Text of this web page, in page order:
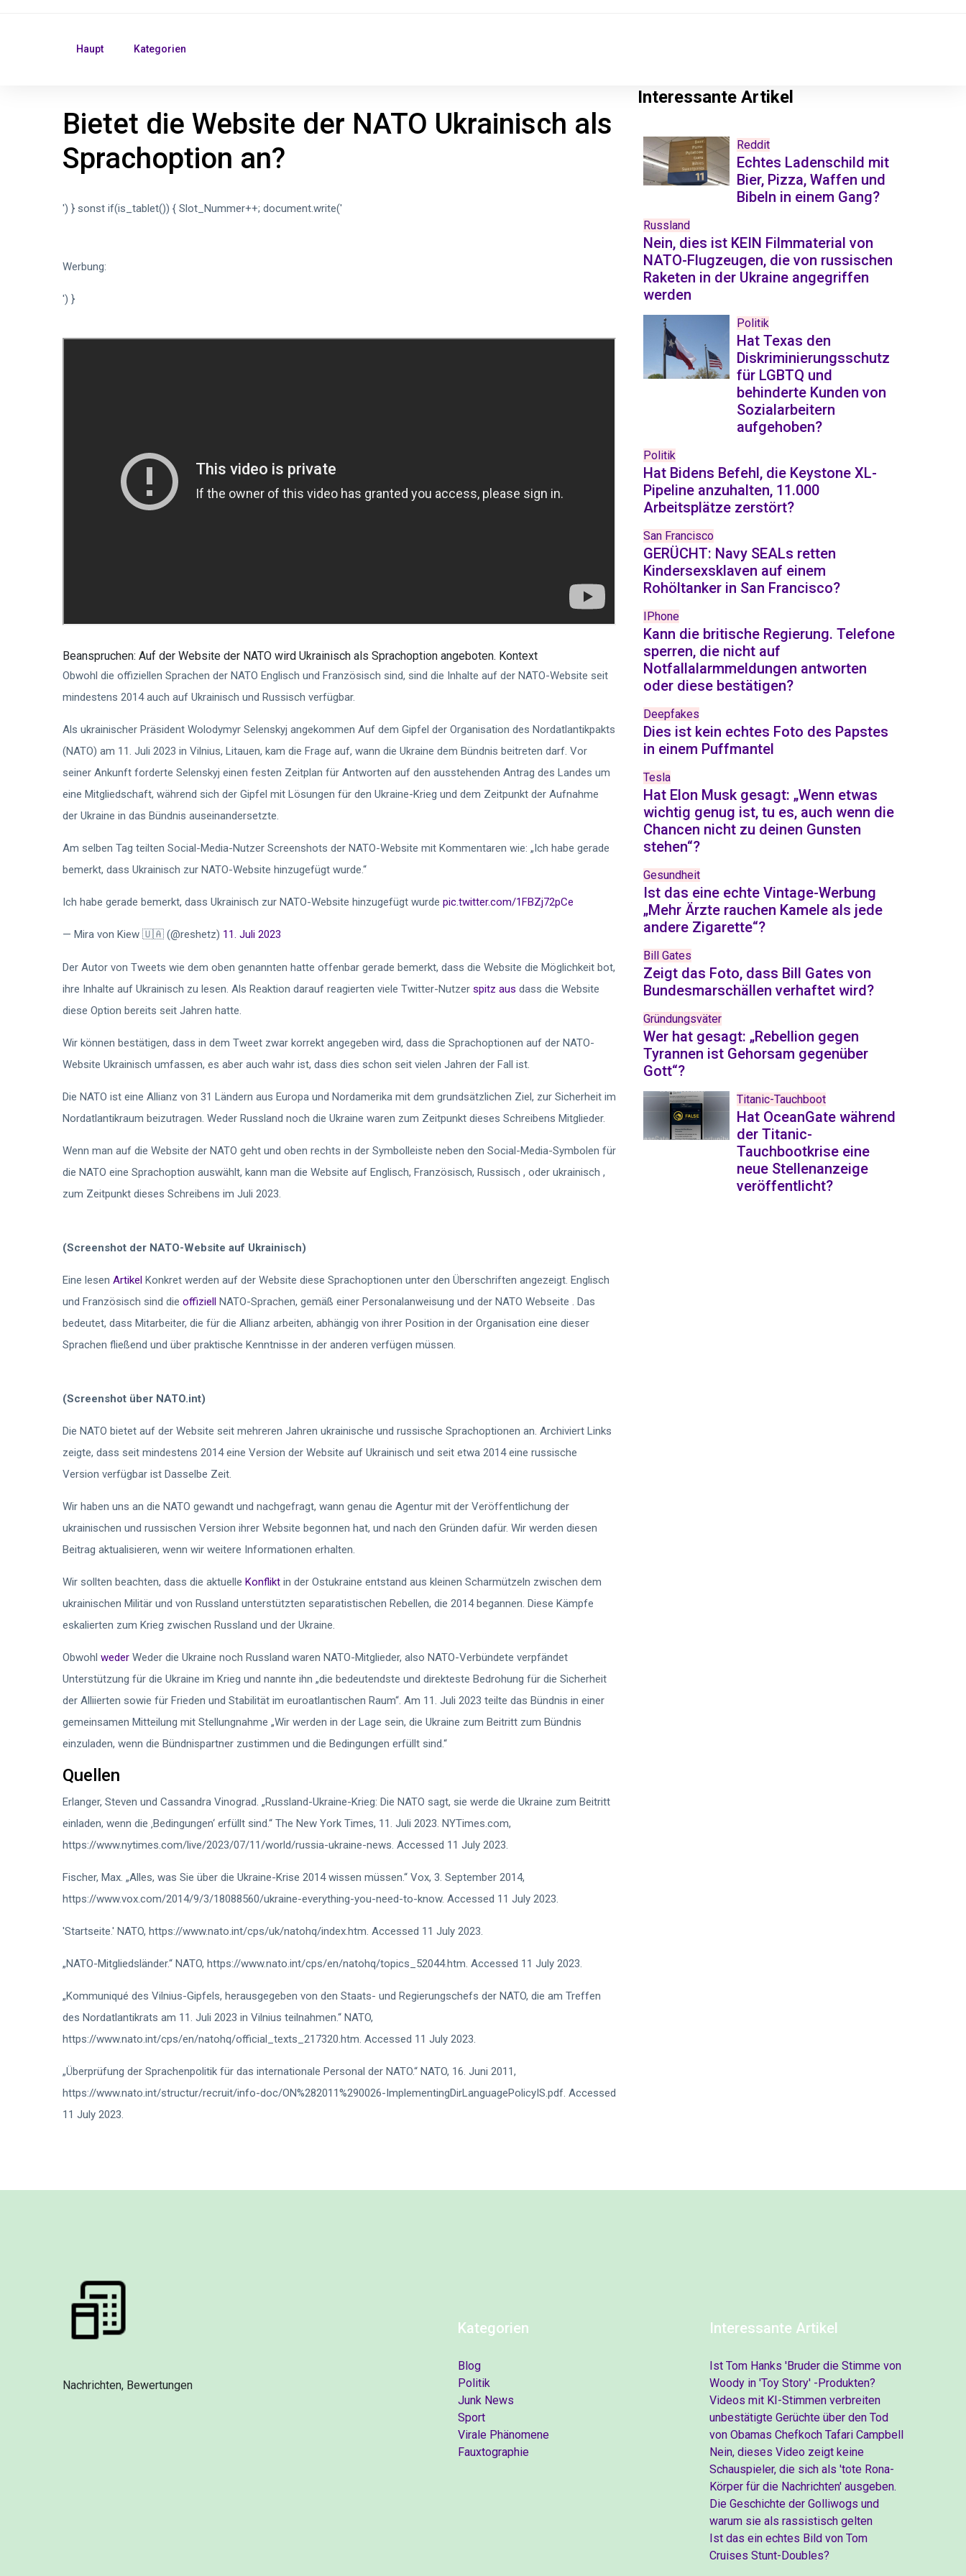
Haupt Kategorien
Bietet die Website der NATO Ukrainisch als
Sprachoption an?
') } sonst if(is_tablet()) { Slot_Nummer++; document.write('
Werbung:
') }
Beanspruchen: Auf der Website der NATO wird Ukrainisch als Sprachoption angeboten. Kontext
Obwohl die offiziellen Sprachen der NATO Englisch und Französisch sind, sind die Inhalte auf der NATO-Website seit
mindestens 2014 auch auf Ukrainisch und Russisch verfügbar.
Als ukrainischer Präsident Wolodymyr Selenskyj angekommen Auf dem Gipfel der Organisation des Nordatlantikpakts
(NATO) am 11. Juli 2023 in Vilnius, Litauen, kam die Frage auf, wann die Ukraine dem Bündnis beitreten darf. Vor
seiner Ankunft forderte Selenskyj einen festen Zeitplan für Antworten auf den ausstehenden Antrag des Landes um
eine Mitgliedschaft, während sich der Gipfel mit Lösungen für den Ukraine-Krieg und dem Zeitpunkt der Aufnahme
der Ukraine in das Bündnis auseinandersetzte.
Am selben Tag teilten Social-Media-Nutzer Screenshots der NATO-Website mit Kommentaren wie: „Ich habe gerade
bemerkt, dass Ukrainisch zur NATO-Website hinzugefügt wurde.“
Ich habe gerade bemerkt, dass Ukrainisch zur NATO-Website hinzugefügt wurde pic.twitter.com/1FBZj72pCe
— Mira von Kiew 🇺🇦 (@reshetz) 11. Juli 2023
Der Autor von Tweets wie dem oben genannten hatte offenbar gerade bemerkt, dass die Website die Möglichkeit bot,
ihre Inhalte auf Ukrainisch zu lesen. Als Reaktion darauf reagierten viele Twitter-Nutzer spitz aus dass die Website
diese Option bereits seit Jahren hatte.
Wir können bestätigen, dass in dem Tweet zwar korrekt angegeben wird, dass die Sprachoptionen auf der NATO-
Website Ukrainisch umfassen, es aber auch wahr ist, dass dies schon seit vielen Jahren der Fall ist.
Die NATO ist eine Allianz von 31 Ländern aus Europa und Nordamerika mit dem grundsätzlichen Ziel, zur Sicherheit im
Nordatlantikraum beizutragen. Weder Russland noch die Ukraine waren zum Zeitpunkt dieses Schreibens Mitglieder.
Wenn man auf die Website der NATO geht und oben rechts in der Symbolleiste neben den Social-Media-Symbolen für
die NATO eine Sprachoption auswählt, kann man die Website auf Englisch, Französisch, Russisch , oder ukrainisch ,
zum Zeitpunkt dieses Schreibens im Juli 2023.
(Screenshot der NATO-Website auf Ukrainisch)
Eine lesen Artikel Konkret werden auf der Website diese Sprachoptionen unter den Überschriften angezeigt. Englisch
und Französisch sind die offiziell NATO-Sprachen, gemäß einer Personalanweisung und der NATO Webseite . Das
bedeutet, dass Mitarbeiter, die für die Allianz arbeiten, abhängig von ihrer Position in der Organisation eine dieser
Sprachen fließend und über praktische Kenntnisse in der anderen verfügen müssen.
(Screenshot über NATO.int)
Die NATO bietet auf der Website seit mehreren Jahren ukrainische und russische Sprachoptionen an. Archiviert Links
zeigte, dass seit mindestens 2014 eine Version der Website auf Ukrainisch und seit etwa 2014 eine russische
Version verfügbar ist Dasselbe Zeit.
Wir haben uns an die NATO gewandt und nachgefragt, wann genau die Agentur mit der Veröffentlichung der
ukrainischen und russischen Version ihrer Website begonnen hat, und nach den Gründen dafür. Wir werden diesen
Beitrag aktualisieren, wenn wir weitere Informationen erhalten.
Wir sollten beachten, dass die aktuelle Konflikt in der Ostukraine entstand aus kleinen Scharmützeln zwischen dem
ukrainischen Militär und von Russland unterstützten separatistischen Rebellen, die 2014 begannen. Diese Kämpfe
eskalierten zum Krieg zwischen Russland und der Ukraine.
Obwohl weder Weder die Ukraine noch Russland waren NATO-Mitglieder, also NATO-Verbündete verpfändet
Unterstützung für die Ukraine im Krieg und nannte ihn „die bedeutendste und direkteste Bedrohung für die Sicherheit
der Alliierten sowie für Frieden und Stabilität im euroatlantischen Raum“. Am 11. Juli 2023 teilte das Bündnis in einer
gemeinsamen Mitteilung mit Stellungnahme „Wir werden in der Lage sein, die Ukraine zum Beitritt zum Bündnis
einzuladen, wenn die Bündnispartner zustimmen und die Bedingungen erfüllt sind.“
Quellen
Erlanger, Steven und Cassandra Vinograd. „Russland-Ukraine-Krieg: Die NATO sagt, sie werde die Ukraine zum Beitritt
einladen, wenn die ‚Bedingungen‘ erfüllt sind.“ The New York Times, 11. Juli 2023. NYTimes.com,
https://www.nytimes.com/live/2023/07/11/world/russia-ukraine-news. Accessed 11 July 2023.
Fischer, Max. „Alles, was Sie über die Ukraine-Krise 2014 wissen müssen.“ Vox, 3. September 2014,
https://www.vox.com/2014/9/3/18088560/ukraine-everything-you-need-to-know. Accessed 11 July 2023.
'Startseite.' NATO, https://www.nato.int/cps/uk/natohq/index.htm. Accessed 11 July 2023.
„NATO-Mitgliedsländer.“ NATO, https://www.nato.int/cps/en/natohq/topics_52044.htm. Accessed 11 July 2023.
„Kommuniqué des Vilnius-Gipfels, herausgegeben von den Staats- und Regierungschefs der NATO, die am Treffen
des Nordatlantikrats am 11. Juli 2023 in Vilnius teilnahmen.“ NATO,
https://www.nato.int/cps/en/natohq/official_texts_217320.htm. Accessed 11 July 2023.
„Überprüfung der Sprachenpolitik für das internationale Personal der NATO.“ NATO, 16. Juni 2011,
https://www.nato.int/structur/recruit/info-doc/ON%282011%290026-ImplementingDirLanguagePolicyIS.pdf. Accessed
11 July 2023.
Interessante Artikel
Reddit
Echtes Ladenschild mit
Bier, Pizza, Waffen und
Bibeln in einem Gang?
Russland
Nein, dies ist KEIN Filmmaterial von
NATO-Flugzeugen, die von russischen
Raketen in der Ukraine angegriffen
werden
Politik
Hat Texas den
Diskriminierungsschutz
für LGBTQ und
behinderte Kunden von
Sozialarbeitern
aufgehoben?
Politik
Hat Bidens Befehl, die Keystone XL-
Pipeline anzuhalten, 11.000
Arbeitsplätze zerstört?
San Francisco
GERÜCHT: Navy SEALs retten
Kindersexsklaven auf einem
Rohöltanker in San Francisco?
IPhone
Kann die britische Regierung. Telefone
sperren, die nicht auf
Notfallalarmmeldungen antworten
oder diese bestätigen?
Deepfakes
Dies ist kein echtes Foto des Papstes
in einem Puffmantel
Tesla
Hat Elon Musk gesagt: „Wenn etwas
wichtig genug ist, tu es, auch wenn die
Chancen nicht zu deinen Gunsten
stehen“?
Gesundheit
Ist das eine echte Vintage-Werbung
„Mehr Ärzte rauchen Kamele als jede
andere Zigarette“?
Bill Gates
Zeigt das Foto, dass Bill Gates von
Bundesmarschällen verhaftet wird?
Gründungsväter
Wer hat gesagt: „Rebellion gegen
Tyrannen ist Gehorsam gegenüber
Gott“?
Titanic-Tauchboot
Hat OceanGate während
der Titanic-
Tauchbootkrise eine
neue Stellenanzeige
veröffentlicht?
Nachrichten, Bewertungen
Kategorien
Blog
Politik
Junk News
Sport
Virale Phänomene
Fauxtographie
Interessante Artikel
Ist Tom Hanks 'Bruder die Stimme von
Woody in 'Toy Story' -Produkten?
Videos mit KI-Stimmen verbreiten
unbestätigte Gerüchte über den Tod
von Obamas Chefkoch Tafari Campbell
Nein, dieses Video zeigt keine
Schauspieler, die sich als 'tote Rona-
Körper für die Nachrichten' ausgeben.
Die Geschichte der Golliwogs und
warum sie als rassistisch gelten
Ist das ein echtes Bild von Tom
Cruises Stunt-Doubles?